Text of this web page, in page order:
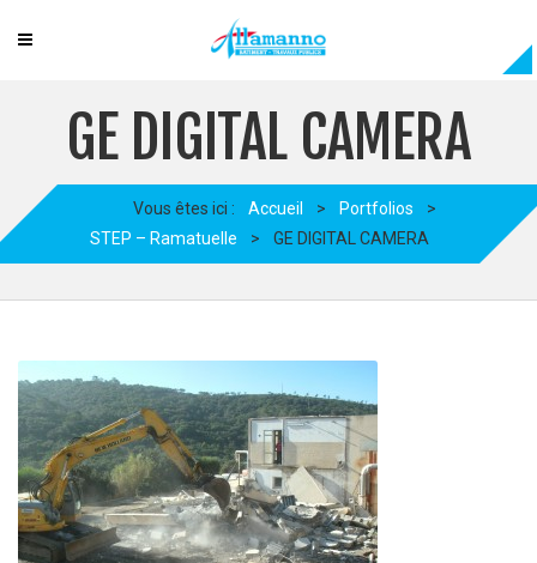
GE DIGITAL CAMERA
Vous êtes ici : Accueil > Portfolios
>
STEP – Ramatuelle
> GE DIGITAL CAMERA